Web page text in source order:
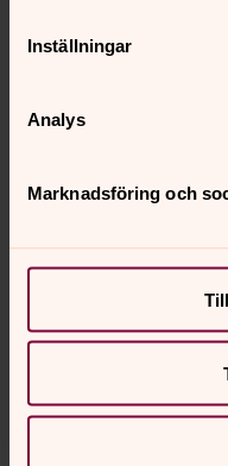
Inställningar
Analys
Marknadsföring och
Ledamöter
Daniel Hansson
Ersättare
Andreas Stenkar
Gunilla Berglund